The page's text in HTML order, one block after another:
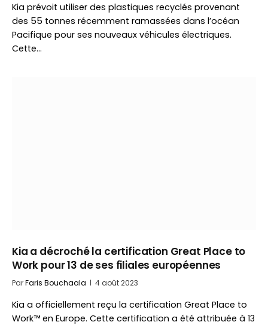
Kia prévoit utiliser des plastiques recyclés provenant
des 55 tonnes récemment ramassées dans l’océan
Pacifique pour ses nouveaux véhicules électriques.
Cette…
Kia a décroché la certification Great Place to
Work pour 13 de ses filiales européennes
ParFaris Bouchaala 4 août 2023
Kia a officiellement reçu la certification Great Place to
Work™ en Europe. Cette certification a été attribuée à 13